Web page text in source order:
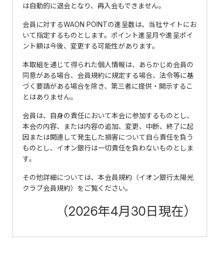
は自動的に退会となり、再入会もできません。
会員に対するWAON POINTの進呈数は、当社サイトにお
いて指定するものとします。ポイント進呈月や進呈ポイ
ント額は今後、変更する可能性があります。
本取組を通じて得られた個人情報は、あらかじめ会員の
同意がある場合、会員規約に規定する場合、法令等に基
づく要請がある場合を除き、第三者に提供・開示するこ
とはありません。
会員は、自身の責任において本会に参加するものとし、
本会の内容、または内容の追加、変更、中断、終了に起
因または関連して発生した損害について自ら責任を負う
ものとし、イオン銀行は一切責任を負わないものとしま
す。
その他詳細については、本会員規約（イオン銀行太陽光
クラブ会員規約）をご覧ください。
（2026年4月30日現在）